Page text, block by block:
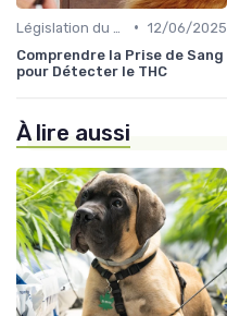
• 12/06/2025
Comprendre la Prise de Sang
pour Détecter le THC
À lire aussi